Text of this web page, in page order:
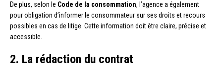
De plus, selon le Code de la consommation, l’agence a également
pour obligation d’informer le consommateur sur ses droits et recours
possibles en cas de litige. Cette information doit être claire, précise et
accessible.
2. La rédaction du contrat